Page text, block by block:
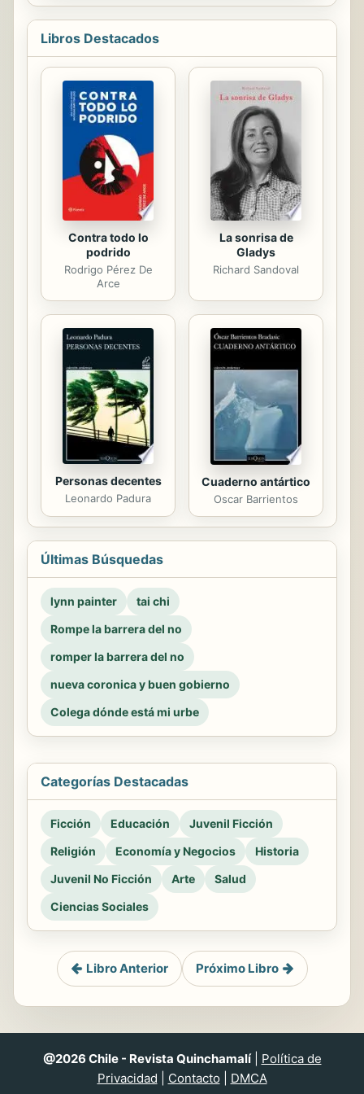
estudios, herramientas y estrategias
con miras a una intervención
educativa e innovadora y sostenible
El objetivo es que sirva para
fomentar la transferibilidad de
conocimiento científico en torno a la
innovación socioeducativa,
compartiendo experiencias
educativas exitosas de
profesionales, docentes, formadores
y educadores.
Libros Destacados
Contra todo lo
podrido
Rodrigo Pérez De
Arce
La sonrisa de
Gladys
Richard Sandoval
Personas decentes
Leonardo Padura
Cuaderno antártico
Oscar Barrientos
Últimas Búsquedas
lynn painter
tai chi
Rompe la barrera del no
romper la barrera del no
nueva coronica y buen gobierno
Colega dónde está mi urbe
Categorías Destacadas
Ficción Educación
Juvenil Ficción
Religión
Economía y Negocios
Historia
Juvenil No Ficción
Arte
Salud
Ciencias Sociales
Libro Anterior Próximo Libro
@2026 Chile - Revista Quinchamalí| Política de
Privacidad
Contacto DMCA